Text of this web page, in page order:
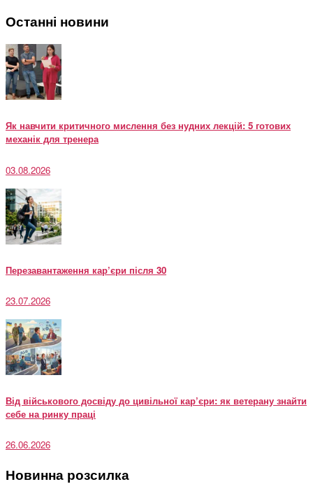
Останні новини
Як навчити критичного мислення без нудних лекцій: 5 готових
механік для тренера
03.08.2026
Перезавантаження кар’єри після 30
23.07.2026
Від військового досвіду до цивільної кар’єри: як ветерану знайти
себе на ринку праці
26.06.2026
Новинна розсилка